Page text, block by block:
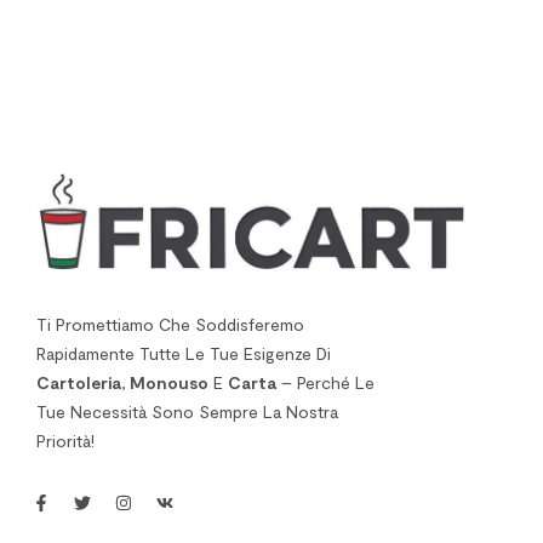
Ti Promettiamo Che Soddisferemo
Rapidamente Tutte Le Tue Esigenze Di
Cartoleria, Monouso E Carta – Perché Le
Tue Necessità Sono Sempre La Nostra
Priorità!